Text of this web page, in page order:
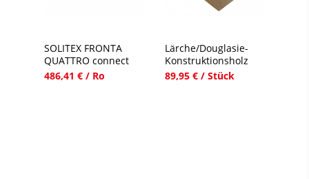
SOLITEX FRONTA
QUATTRO connect
486,41 € / Ro
Lärche/Douglasie-
Konstruktionsholz
89,95 € / Stück